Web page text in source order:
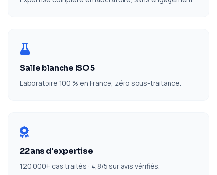
Salle blanche ISO 5
Laboratoire 100 % en France, zéro sous-traitance.
22 ans d'expertise
120 000+ cas traités · 4,8/5 sur avis vérifiés.